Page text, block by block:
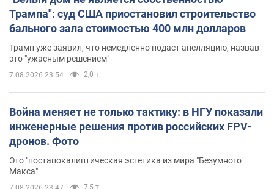
Трампа": суд США приостановил строительство
бального зала стоимостью 400 млн долларов
Трамп уже заявил, что немедленно подаст апелляцию, назвав
это "ужасным решением"
7.08.2026 23:54 2,0 т.
Война меняет не только тактику: в НГУ показали
инженерные решения против российских FPV-
дронов. Фото
Это "постапокалиптическая эстетика из мира "Безумного
Макса"
7,5 т.